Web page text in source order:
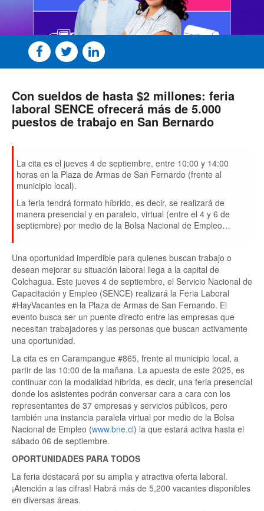
Con sueldos de hasta $2 millones: feria
laboral SENCE ofrecerá más de 5.000
puestos de trabajo en San Bernardo
La cita es el jueves 4 de septiembre, entre 10:00 y 14:00
horas en la Plaza de Armas de San Fernardo (frente al
municipio local).
La feria tendrá formato híbrido, es decir, se realizará de
manera presencial y en paralelo, virtual (entre el 4 y 6 de
septiembre) por medio de la Bolsa Nacional de Empleo
Una oportunidad imperdible para quienes buscan trabajo o
desean mejorar su situación laboral llega a la capital de
Colchagua. Este jueves 4 de septiembre, el Servicio Nacional de
Capacitación y Empleo (SENCE) realizará la Feria Laboral
#HayVacantes en la Plaza de Armas de San Fernando. El
evento busca ser un puente directo entre las empresas que
necesitan trabajadores y las personas que buscan activamente
una oportunidad.
La cita es en Carampangue #865, frente al municipio local, a
partir de las 10:00 de la mañana. La apuesta de este 2025, es
continuar con la modalidad hibrida, es decir, una feria presencial
donde los asistentes podrán conversar cara a cara con los
representantes de 37 empresas y servicios públicos, pero
también una instancia paralela virtual por medio de la Bolsa
Nacional de Empleo (www.bne.cl) la que estará activa hasta el
sábado 06 de septiembre.
OPORTUNIDADES PARA TODOS
La feria destacará por su amplia y atractiva oferta laboral.
¡Atención a las cifras! Habrá más de 5,200 vacantes disponibles
en diversas áreas.